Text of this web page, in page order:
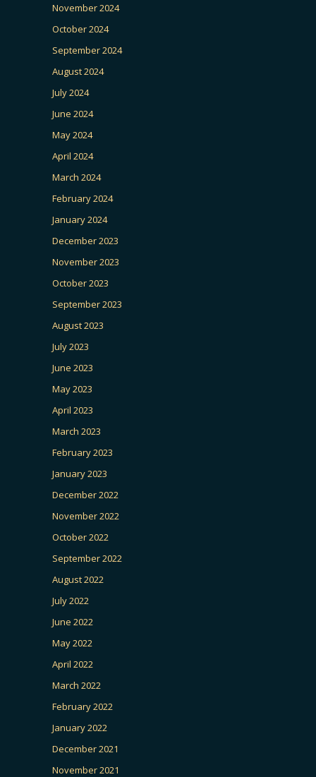
November 2024
October 2024
September 2024
August 2024
July 2024
June 2024
May 2024
April 2024
March 2024
February 2024
January 2024
December 2023
November 2023
October 2023
September 2023
August 2023
July 2023
June 2023
May 2023
April 2023
March 2023
February 2023
January 2023
December 2022
November 2022
October 2022
September 2022
August 2022
July 2022
June 2022
May 2022
April 2022
March 2022
February 2022
January 2022
December 2021
November 2021